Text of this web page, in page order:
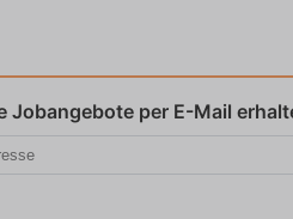
Jobangebote per E-Mail